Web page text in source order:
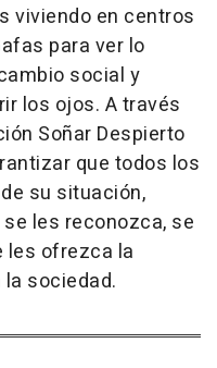
viviendo en centros
para ver lo
social y
los ojos. A través
Soñar Despierto
que todos los
su situación,
les reconozca, se
les ofrezca la
sociedad.